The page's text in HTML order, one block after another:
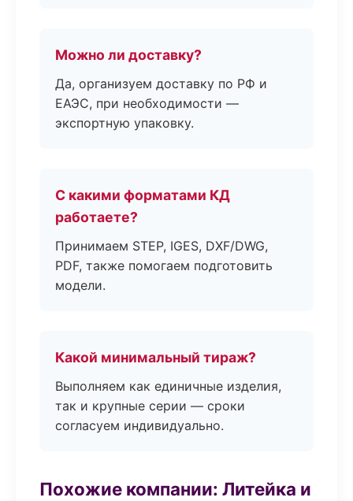
Можно ли доставку?
Да, организуем доставку по РФ и
ЕАЭС, при необходимости —
экспортную упаковку.
С какими форматами КД
работаете?
Принимаем STEP, IGES, DXF/DWG,
PDF, также помогаем подготовить
модели.
Какой минимальный тираж?
Выполняем как единичные изделия,
так и крупные серии — сроки
согласуем индивидуально.
Похожие компании: Литейка и